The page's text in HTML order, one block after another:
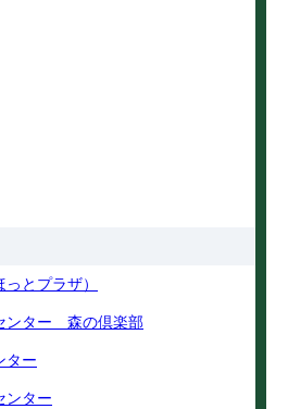
とプラザ）
ンター 森の倶楽部
ター
ンター